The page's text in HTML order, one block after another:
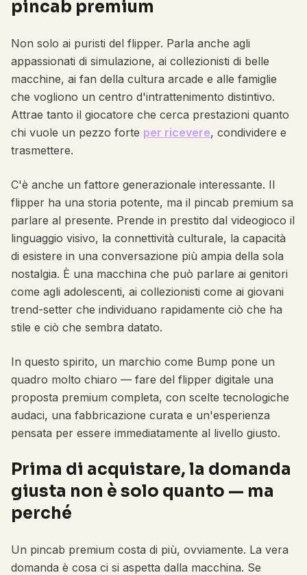
pincab premium
Non solo ai puristi del flipper. Parla anche agli
appassionati di simulazione, ai collezionisti di belle
macchine, ai fan della cultura arcade e alle famiglie
che vogliono un centro d'intrattenimento distintivo.
Attrae tanto il giocatore che cerca prestazioni quanto
chi vuole un pezzo forte per ricevere, condividere e
trasmettere.
C'è anche un fattore generazionale interessante. Il
flipper ha una storia potente, ma il pincab premium sa
parlare al presente. Prende in prestito dal videogioco il
linguaggio visivo, la connettività culturale, la capacità
di esistere in una conversazione più ampia della sola
nostalgia. È una macchina che può parlare ai genitori
come agli adolescenti, ai collezionisti come ai giovani
trend-setter che individuano rapidamente ciò che ha
stile e ciò che sembra datato.
In questo spirito, un marchio come Bump pone un
quadro molto chiaro — fare del flipper digitale una
proposta premium completa, con scelte tecnologiche
audaci, una fabbricazione curata e un'esperienza
pensata per essere immediatamente al livello giusto.
Prima di acquistare, la domanda
giusta non è solo quanto — ma
perché
Un pincab premium costa di più, ovviamente. La vera
domanda è cosa ci si aspetta dalla macchina. Se